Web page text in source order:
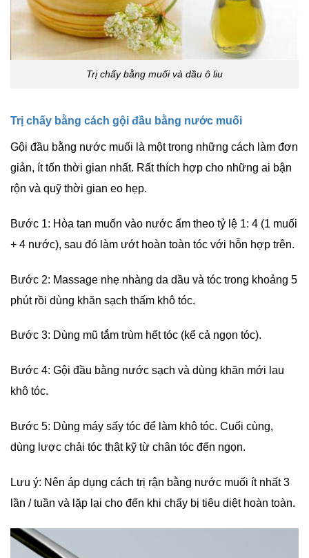
Trị chấy bằng muối và dầu ô liu
Trị chấy bằng cách gội đầu bằng nước muối
Gội đầu bằng nước muối là một trong những cách làm đơn
giản, ít tốn thời gian nhất. Rất thích hợp cho những ai bận
rộn và quỹ thời gian eo hẹp.
Bước 1: Hòa tan muốn vào nước ấm theo tỷ lệ 1: 4 (1 muối
+ 4 nước), sau đó làm ướt hoàn toàn tóc với hỗn hợp trên.
Bước 2: Massage nhẹ nhàng da dầu và tóc trong khoảng 5
phút rồi dùng khăn sạch thấm khô tóc.
Bước 3: Dùng mũ tắm trùm hết tóc (kể cả ngọn tóc).
Bước 4: Gội đầu bằng nước sạch và dùng khăn mới lau
khô tóc.
Bước 5: Dùng máy sấy tóc để làm khô tóc. Cuối cùng,
dùng lược chải tóc thật kỹ từ chân tóc đến ngọn.
Lưu ý: Nên áp dụng cách trị rận bằng nước muối ít nhất 3
lần / tuần và lặp lại cho đến khi chấy bị tiêu diệt hoàn toàn.